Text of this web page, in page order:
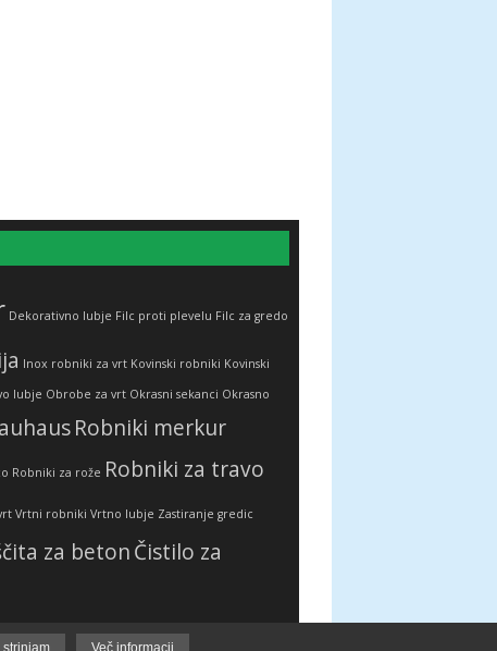
Dekorativno lubje Filc proti plevelu Filc za gredo
Inox robniki za vrt Kovinski robniki Kovinski
lubje Obrobe za vrt Okrasni sekanci Okrasno
Robniki merkur
Robniki za rože Robniki za travo
Vrtni robniki Vrtno lubje Zastiranje gredic
za betonČistilo za
strinjam Več informacij